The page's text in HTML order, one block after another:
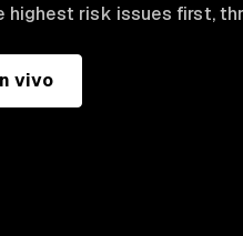
highest risk issues first,
vivo